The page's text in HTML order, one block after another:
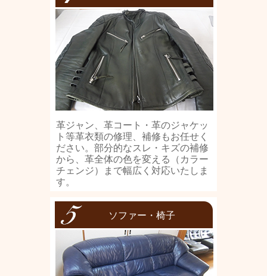
革ジャン、革コート・革のジャケッ
ト等革衣類の修理、補修もお任せく
ださい。部分的なスレ・キズの補修
から、革全体の色を変える（カラー
チェンジ）まで幅広く対応いたしま
す。
ソファー・椅子